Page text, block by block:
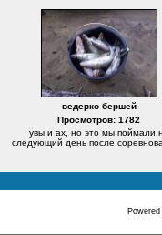
ведерко бершей
Просмотров: 1782
увы и ах, но это мы поймали
следующий день после